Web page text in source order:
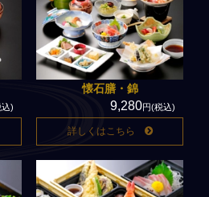
)
懐石膳・錦
9,280円(税込)
詳しくはこちら